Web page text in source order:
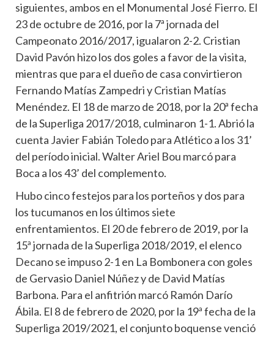
siguientes, ambos en el Monumental José Fierro. El
23 de octubre de 2016, por la 7ª jornada del
Campeonato 2016/2017, igualaron 2-2. Cristian
David Pavón hizo los dos goles a favor de la visita,
mientras que para el dueño de casa convirtieron
Fernando Matías Zampedri y Cristian Matías
Menéndez. El 18 de marzo de 2018, por la 20ª fecha
de la Superliga 2017/2018, culminaron 1-1. Abrió la
cuenta Javier Fabián Toledo para Atlético a los 31’
del período inicial. Walter Ariel Bou marcó para
Boca a los 43’ del complemento.
Hubo cinco festejos para los porteños y dos para
los tucumanos en los últimos siete
enfrentamientos. El 20 de febrero de 2019, por la
15ª jornada de la Superliga 2018/2019, el elenco
Decano se impuso 2-1 en La Bombonera con goles
de Gervasio Daniel Núñez y de David Matías
Barbona. Para el anfitrión marcó Ramón Darío
Ábila. El 8 de febrero de 2020, por la 19ª fecha de la
Superliga 2019/2021, el conjunto boquense venció